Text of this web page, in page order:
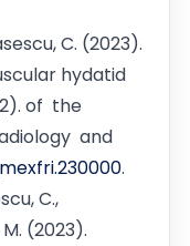
C. (2023).
hydatid
of the
and
.
C.,
(2023).